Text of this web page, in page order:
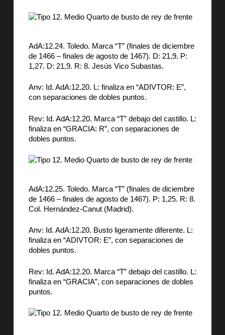
AdA:12.24. Toledo. Marca “T” (finales de diciembre
de 1466 – finales de agosto de 1467). D: 21,9. P:
1,27. D: 21,9. R: 8. Jesús Vico Subastas.
Anv: Id. AdA:12.20. L: finaliza en “ADIVTOR: E”,
con separaciones de dobles puntos.
Rev: Id. AdA:12.20. Marca “T” debajo del castillo. L:
finaliza en “GRACIA: R”, con separaciones de
dobles puntos.
AdA:12.25. Toledo. Marca “T” (finales de diciembre
de 1466 – finales de agosto de 1467). P: 1,25. R: 8.
Col. Hernández-Canut (Madrid).
Anv: Id. AdA:12.20. Busto ligeramente diferente. L:
finaliza en “ADIVTOR: E”, con separaciones de
dobles puntos.
Rev: Id. AdA:12.20. Marca “T” debajo del castillo. L:
finaliza en “GRACIA”, con separaciones de dobles
puntos.